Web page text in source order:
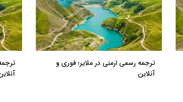
ترجمه رسمی ارمنی در ملایر؛ فوری و
آنلاین